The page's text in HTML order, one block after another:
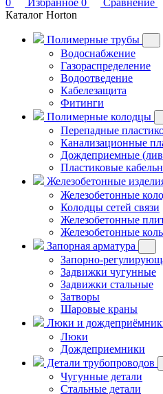
0 Избранное 0 Сравнение
Каталог Horton
Полимерные трубы
Водоснабжение
Газораспределение
Водоотведение
Кабелезащита
Фитинги
Полимерные колодцы
Перепадные
Канализационные
Дождеприемные
Пластиковые
Железобетонные
Железобетонные
Колодцы сетей связи
Железобетонные
Железобетонные
Запорная арматура
Запорно-
Задвижки чугунные
Задвижки стальные
Затворы
Шаровые краны
Люки и
Люки
Дождеприемники
Детали трубопроводов
Чугунные детали
Стальные детали